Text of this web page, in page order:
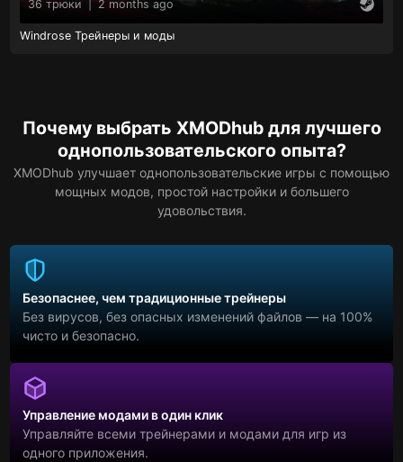
36 трюки 2 months ago
Windrose Трейнеры и моды
Почему выбрать XMODhub для лучшего
однопользовательского опыта?
XMODhub улучшает однопользовательские игры с помощью
мощных модов, простой настройки и большего
удовольствия.
Безопаснее, чем традиционные трейнеры
Без вирусов, без опасных изменений файлов — на 100%
чисто и безопасно.
Управление модами в один клик
Управляйте всеми трейнерами и модами для игр из
одного приложения.